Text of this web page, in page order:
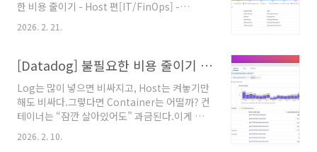
utilities usually found in GNU coreutils,
util-linux, etc. Bu..
한 비용 줄이기 - Host 편[IT/FinOps] -
편 Datadog 을 사용하는 주 목적이 APM이라고
용하기 쉽지 않다.APM은 막연히 비싼 게 아니다.
어디서 켰는지 모르면 비싸다.기존과 마찬가지로
비용 체계를 살펴보고 어떻게 줄일 수 있는지 알
아보자. APM Host – 언제 과금되는가
https://docs.datadoghq.com/account_management/billing/
Host 는 다음 기준으로 과금 된다...
2026. 2. 21.
[Datadog] 불필요한 비용 줄이기 – Container 편
Log는 많이 넣으면 비싸지고, Host는 켜놓기만
해도 비싸다.그렇다면 Container는 어떨까? 컨
테이너는 “잠깐 살아있어도” 과금된다.이게 제일
발생할 때 원인과 절감 방법
2026. 2. 10.